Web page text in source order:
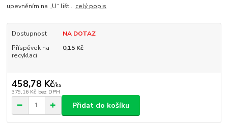
upevněním na „U“ lišt... celý popis
Dostupnost
NA DOTAZ
Příspěvek na
recyklaci
0,15 Kč
458,78 Kč/ks
379,16 Kč bez DPH
Přidat do košíku